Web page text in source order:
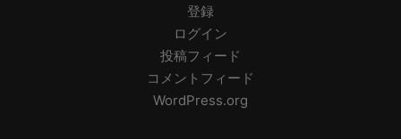
登録
ログイン
投稿フィード
コメントフィード
WordPress.org